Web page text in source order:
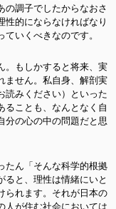
の調子でしたからなおさ
性的にならなければなり
いくべきなのです。
。もしかすると将来、実
ません。私自身、解剖実
読みください）といった
ることも、なんとなく自
分の心の中の問題だと思
たん「そんな科学的根拠
ると、理性は情緒にいと
られます。それが日本の
人が住む社会においては